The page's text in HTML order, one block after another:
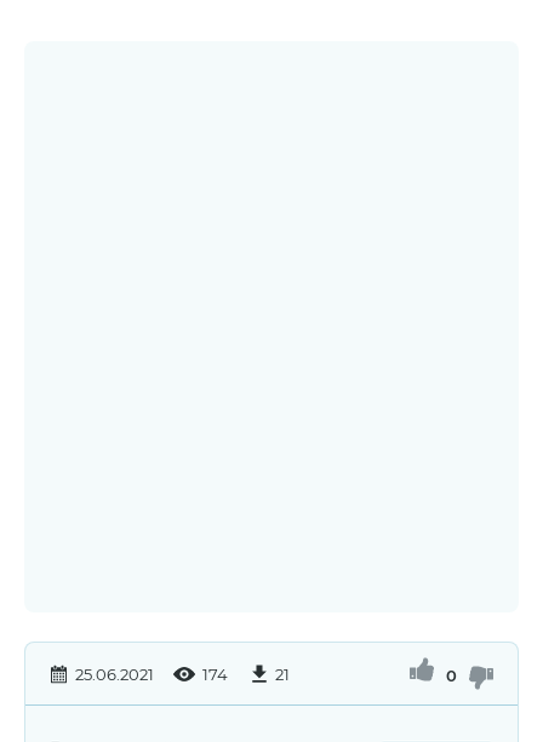
25.06.2021 174 21 0